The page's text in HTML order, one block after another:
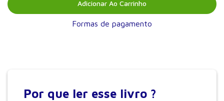
Adicionar Ao Carrinho
Formas de pagamento
Por que ler esse livro ?